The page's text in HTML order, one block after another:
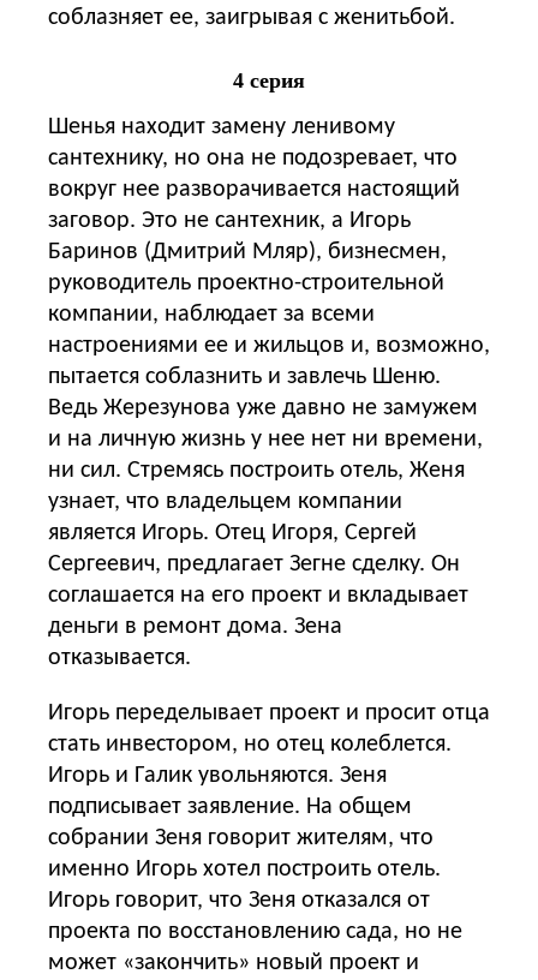
соблазняет ее, заигрывая с женитьбой.
4 серия
Шенья находит замену ленивому
сантехнику, но она не подозревает, что
вокруг нее разворачивается настоящий
заговор. Это не сантехник, а Игорь
Баринов (Дмитрий Мляр), бизнесмен,
руководитель проектно-строительной
компании, наблюдает за всеми
настроениями ее и жильцов и, возможно,
пытается соблазнить и завлечь Шеню.
Ведь Жерезунова уже давно не замужем
и на личную жизнь у нее нет ни времени,
ни сил. Стремясь построить отель, Женя
узнает, что владельцем компании
является Игорь. Отец Игоря, Сергей
Сергеевич, предлагает Зегне сделку. Он
соглашается на его проект и вкладывает
деньги в ремонт дома. Зена
отказывается.
Игорь переделывает проект и просит отца
стать инвестором, но отец колеблется.
Игорь и Галик увольняются. Зеня
подписывает заявление. На общем
собрании Зеня говорит жителям, что
именно Игорь хотел построить отель.
Игорь говорит, что Зеня отказался от
проекта по восстановлению сада, но не
может «закончить» новый проект и